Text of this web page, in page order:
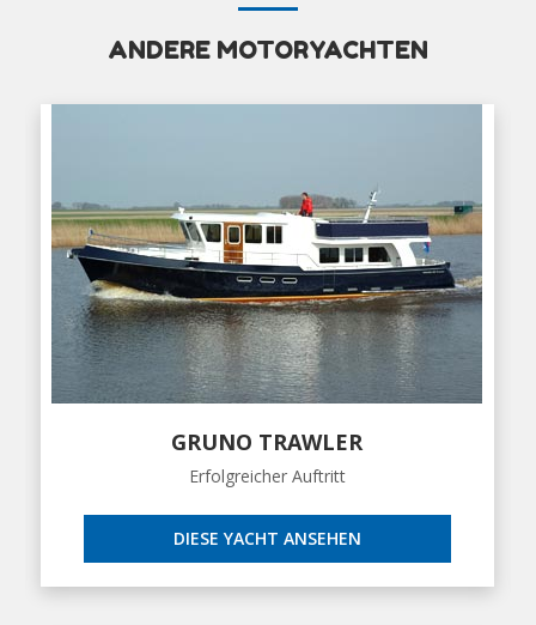
ANDERE MOTORYACHTEN
GRUNO TRAWLER
Erfolgreicher Auftritt
DIESE YACHT ANSEHEN